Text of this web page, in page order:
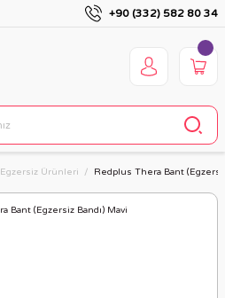
+90 (332) 582 80 34
Egzersiz Ürünleri Redplus Thera Bant